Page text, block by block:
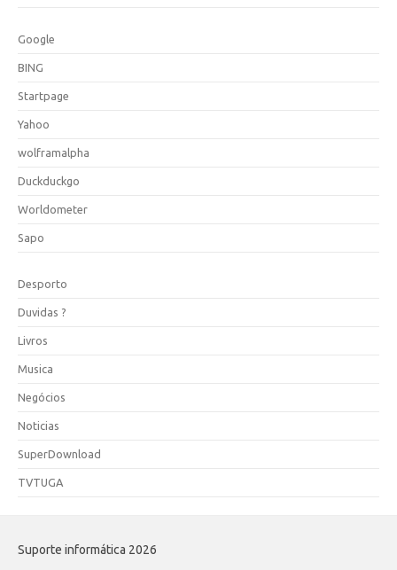
Google
BING
Startpage
Yahoo
wolframalpha
Duckduckgo
Worldometer
Sapo
Desporto
Duvidas ?
Livros
Musica
Negócios
Noticias
SuperDownload
TVTUGA
Suporte informática 2026